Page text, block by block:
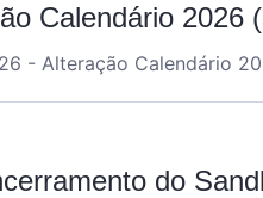
Calendário 2026
- Alteração Calendário
do